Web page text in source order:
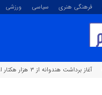
فرهنگی هنری سیاسی ورزشی
آغاز برداشت هندوانه از ۳ هزار هکتار اراضی گیلان